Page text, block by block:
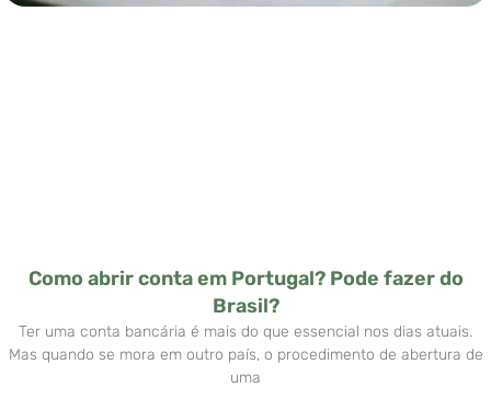
Como abrir conta em Portugal? Pode fazer do
Brasil?
Ter uma conta bancária é mais do que essencial nos dias atuais.
Mas quando se mora em outro país, o procedimento de abertura de
uma